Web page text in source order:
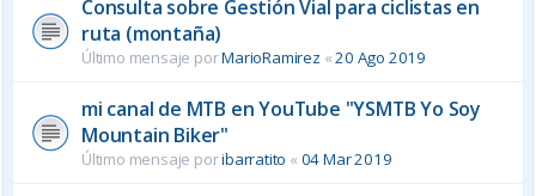
Consulta sobre Gestión Vial para ciclistas en
ruta (montaña)
Último mensaje porMarioRamirez «20 Ago 2019
mi canal de MTB en YouTube "YSMTB Yo Soy
Mountain Biker"
Último mensaje poribarratito « 04 Mar 2019